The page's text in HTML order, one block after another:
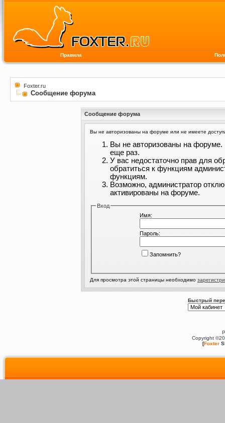
Правила
Foxter.ru
Сообщение форума
Сообщение форума
Вы не авторизованы на форуме или не имеете
Вы не авторизованы на форуме.
еще раз.
У вас недостаточно прав для
обратиться к функциям
функциям.
Возможно, администратор
активированы на форуме.
Вход
Имя:
Пароль:
Запомнить?
Для просмотра этой страницы необходимо
Быстрый
Copyright
[Foxter